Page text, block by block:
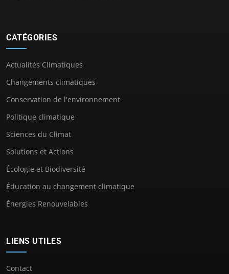
CATÉGORIES
Actualités Climatiques
Changements climatiques
Conservation de l'environnement
Politique climatique
Sciences du Climat
Solutions et Actions
Écologie et Biodiversité
Éducation au changement climatique
Énergies Renouvelables
LIENS UTILES
Contact